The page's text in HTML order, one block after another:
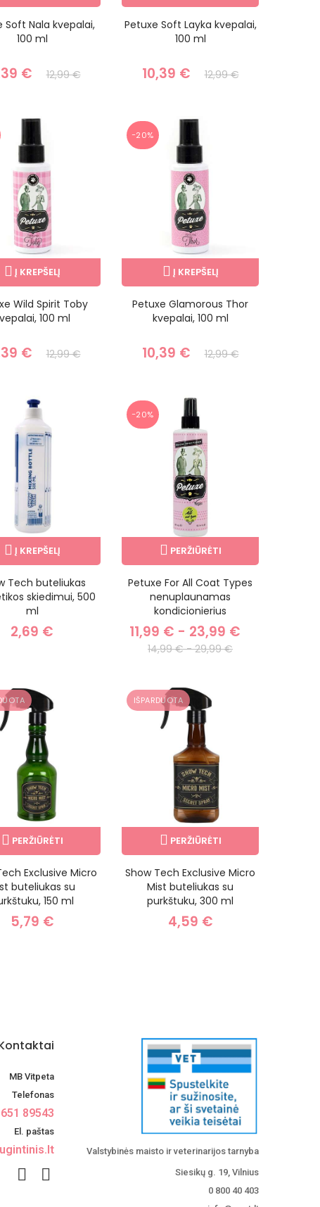
Soft Nala kvepalai,
100 ml
€ 12,99 €
Petuxe Soft Layka kvepalai,
100 ml
10,39 € 12,99 €
Į KREPŠELĮ
Wild Spirit Toby
100 ml
€ 12,99 €
−20%
Į KREPŠELĮ
Petuxe Glamorous Thor
kvepalai, 100 ml
10,39 € 12,99 €
Į KREPŠELĮ
Tech buteliukas
skiedimui, 500
ml
2,69 €
−20%
PERŽIŪRĖTI
Petuxe For All Coat Types
nenuplaunamas
kondicionierius
11,99 € - 23,99 €
14,99 € - 29,99 €
PERŽIŪRĖTI
Exclusive Micro
buteliukas su
150 ml
5,79 €
IŠPARDUOTA
PERŽIŪRĖTI
Show Tech Exclusive Micro
Mist buteliukas su
purkštuku, 300 ml
4,59 €
MB Vitpeta
Telefonas
89543
El. paštas
Valstybinės maisto ir veterinarijos tarnyba
Siesikų g. 19, Vilnius
0 800 40 403